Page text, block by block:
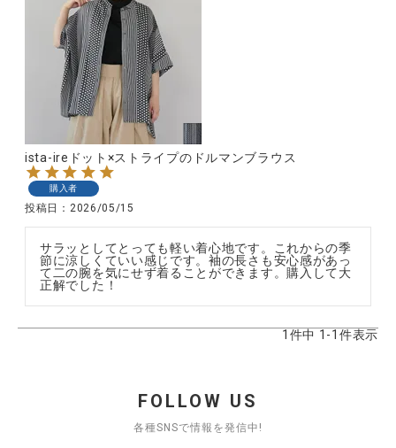
ログイン
CATEGORY
ナチュラル服
ファッション雑貨
生活雑貨
食品
ista-ireドット×ストライプのドルマンブラウス
購入者
投稿日 2026/05/15
サラッとしてとっても軽い着心地です。これからの季
節に涼しくていい感じです。袖の長さも安心感があっ
て二の腕を気にせず着ることができます。購入して大
正解でした！
1 件中 1 -1 件表示
FOLLOW US
各種SNSで情報を発信中!